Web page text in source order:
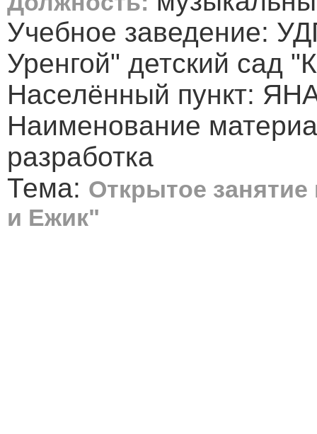
Учебное заведение:
Уренгой" детский сад
Населённый пункт:
Наименование
разработка
Тема: Открытое
и Ежик"